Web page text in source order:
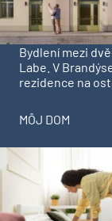
Bydlení mezi
Labe. V
rezidence na
MÔJ DOM